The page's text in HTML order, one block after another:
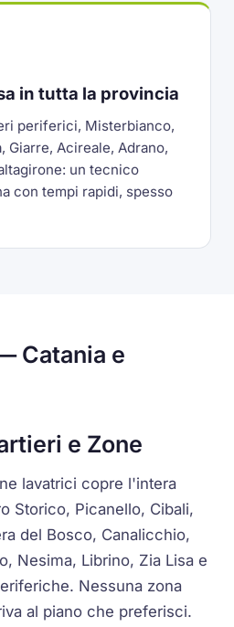
in tutta la provincia
periferici, Misterbianco,
Giarre, Acireale, Adrano,
un tecnico
con tempi rapidi, spesso
Catania e
e Zone
lavatrici copre l'intera
Storico, Picanello, Cibali,
del Bosco, Canalicchio,
Nesima, Librino, Zia Lisa e
Nessuna zona
al piano che preferisci.